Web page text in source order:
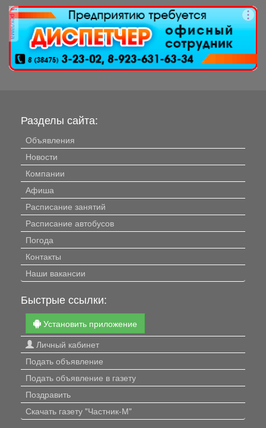
реклама
Разделы сайта:
Объявления
Новости
Компании
Афиша
Расписание занятий
Расписание автобусов
Погода
Контакты
Наши вакансии
Быстрые ссылки:
Установить приложение
Личный кабинет
Подать объявление
Подать объявление в газету
Поздравить
Скачать газету "Частник-М"